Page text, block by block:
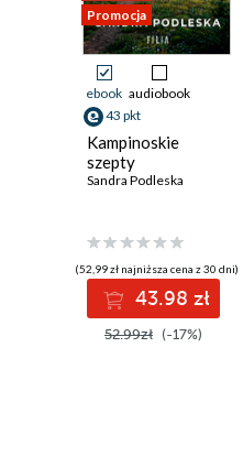
Rozdział ósmy
Rozdział dziewiąty
Luty 2017
Rozdział dziesiąty
Rozdział jedenasty
Rozdział trzynasty
Kwiecień 2018
Rozdział czternasty
Promocja
ebook audiobook
43 pkt
Kampinoskie
szepty
Sandra Podleska
(52,99 zł najniższa cena z 30 dni)
43.98 zł
52.99zł (-17%)